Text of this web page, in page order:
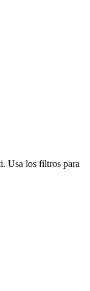
Usa los filtros para